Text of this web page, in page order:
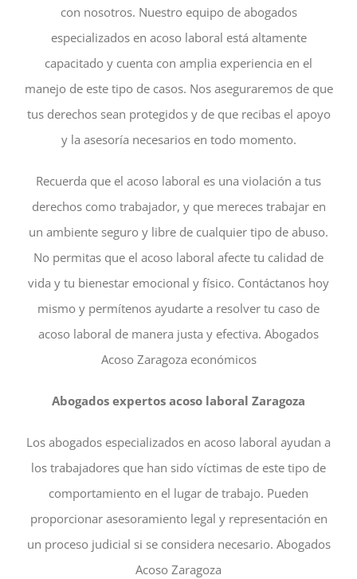
con nosotros. Nuestro equipo de abogados
especializados en acoso laboral está altamente
capacitado y cuenta con amplia experiencia en el
manejo de este tipo de casos. Nos aseguraremos de que
tus derechos sean protegidos y de que recibas el apoyo
y la asesoría necesarios en todo momento.
Recuerda que el acoso laboral es una violación a tus
derechos como trabajador, y que mereces trabajar en
un ambiente seguro y libre de cualquier tipo de abuso.
No permitas que el acoso laboral afecte tu calidad de
vida y tu bienestar emocional y físico. Contáctanos hoy
mismo y permítenos ayudarte a resolver tu caso de
acoso laboral de manera justa y efectiva. Abogados
Acoso Zaragoza económicos
Abogados expertos acoso laboral Zaragoza
Los abogados especializados en acoso laboral ayudan a
los trabajadores que han sido víctimas de este tipo de
comportamiento en el lugar de trabajo. Pueden
proporcionar asesoramiento legal y representación en
un proceso judicial si se considera necesario. Abogados
Acoso Zaragoza